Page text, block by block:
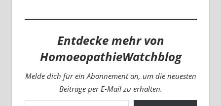
Entdecke mehr von
HomoeopathieWatchblog
Melde dich für ein Abonnement an, um die neuesten
Beiträge per E-Mail zu erhalten.
Gib deine E-Mail-Adresse ein ...